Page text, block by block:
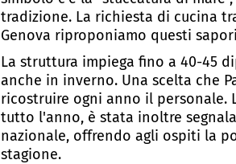
tradizione. La richiesta di cucina
Genova riproponiamo questi
La struttura impiega fino a 40-45
anche in inverno. Una scelta che
ricostruire ogni anno il personale.
tutto l'anno, è stata inoltre
nazionale, offrendo agli ospiti la
stagione.